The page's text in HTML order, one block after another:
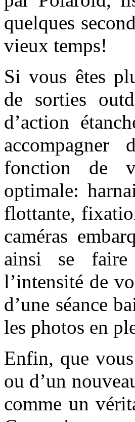
quelques
vieux temps!
Si vous êtes
de sorties
d’action
accompagner
fonction de
optimale:
flottante,
caméras
ainsi se faire
l’intensité de
d’une séance
les photos en
Enfin, que
ou d’un
comme un